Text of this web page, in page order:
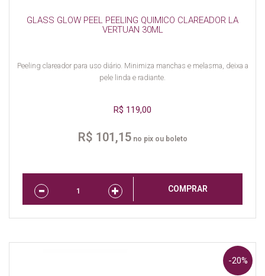
GLASS GLOW PEEL PEELING QUIMICO CLAREADOR LA
VERTUAN 30ML
Peeling clareador para uso diário. Minimiza manchas e melasma, deixa a
pele linda e radiante.
R$ 119,00
R$ 101,15no pix ou boleto
COMPRAR
-20%